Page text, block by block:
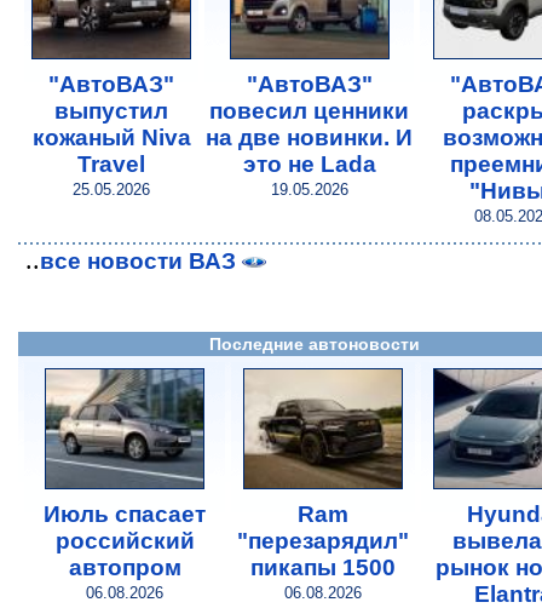
"АвтоВАЗ"
выпустил
кожаный Niva
Travel
25.05.2026
"АвтоВАЗ"
повесил ценники
на две новинки. И
это не Lada
19.05.2026
..все новости ВАЗ
Последние автоновости
Июль спасает
российский
автопром
06.08.2026
Ram
"перезарядил"
пикапы 1500
06.08.2026
рынок